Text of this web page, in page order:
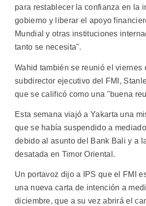
para restablecer la confianza en la
gobierno y liberar el apoyo
Mundial y otras instituciones
tanto se necesita".
Wahid también se reunió el viernes
subdirector ejecutivo del FMI,
que se calificó como una "buena
Esta semana viajó a Yakarta una
que se había suspendido a
debido al asunto del Bank Bali y a
desatada en Timor Oriental.
Un portavoz dijo a IPS que el FMI
una nueva carta de intención a
diciembre, que a su vez abrirá el